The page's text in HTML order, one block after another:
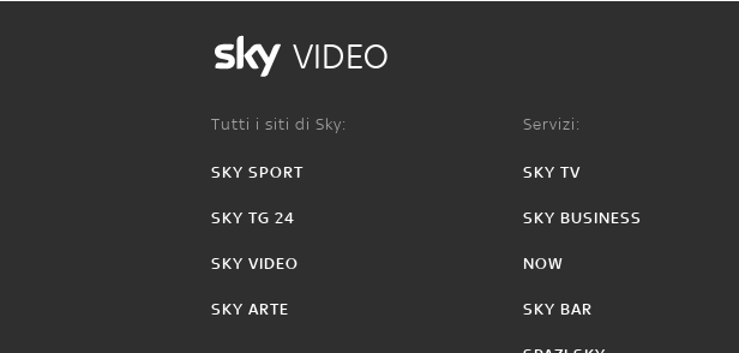
VIDEO
Tutti i siti di Sky:
SKY SPORT
SKY TG 24
SKY VIDEO
SKY ARTE
Servizi:
SKY TV
SKY BUSINESS
NOW
SKY BAR